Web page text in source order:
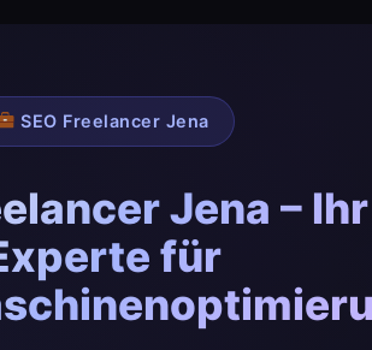
SEO Freelancer Jena
Jena – Ihr
für